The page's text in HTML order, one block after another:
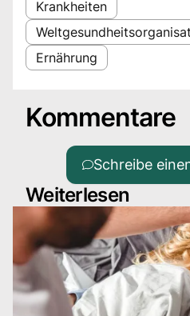
Krankheiten
Ernährung
Kommentare
Schreibe
Weiterlesen